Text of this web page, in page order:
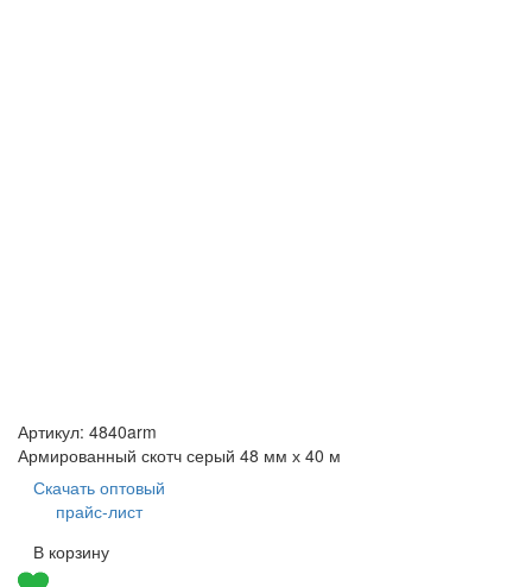
Артикул: 4840arm
Армированный скотч серый 48 мм х 40 м
Скачать оптовый
прайс-лист
В корзину